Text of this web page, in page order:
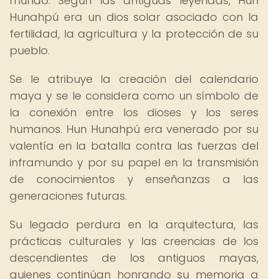
Hunahpú era un dios solar asociado con la
fertilidad, la agricultura y la protección de su
pueblo.
Se le atribuye la creación del calendario
maya y se le considera como un símbolo de
la conexión entre los dioses y los seres
humanos. Hun Hunahpú era venerado por su
valentía en la batalla contra las fuerzas del
inframundo y por su papel en la transmisión
de conocimientos y enseñanzas a las
generaciones futuras.
Su legado perdura en la arquitectura, las
prácticas culturales y las creencias de los
descendientes de los antiguos mayas,
quienes continúan honrando su memoria a